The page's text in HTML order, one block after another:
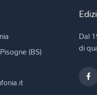
(BS)
Dal
di